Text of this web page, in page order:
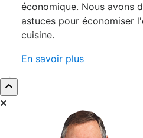
économique. Nous avons
astuces pour économiser
cuisine.
En savoir plus